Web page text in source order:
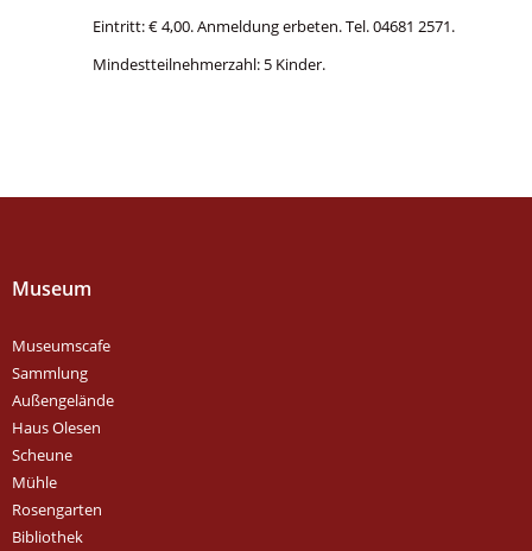
Eintritt: € 4,00. Anmeldung erbeten. Tel. 04681 2571.
Mindestteilnehmerzahl: 5 Kinder.
Museum
Museumscafe
Sammlung
Außengelände
Haus Olesen
Scheune
Mühle
Rosengarten
Bibliothek